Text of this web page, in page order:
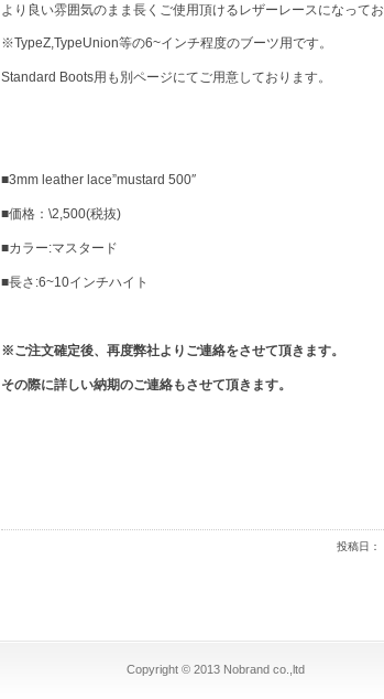
より良い雰囲気のまま長くご使用頂けるレザーレースになってお
※TypeZ,TypeUnion等の6~インチ程度のブーツ用です。
Standard Boots用も別ページにてご用意しております。
■3mm leather lace”mustard 500″
■価格：\2,500(税抜)
■カラー:マスタード
■長さ:6~10インチハイト
※ご注文確定後、再度弊社よりご連絡をさせて頂きます。
その際に詳しい納期のご連絡もさせて頂きます。
投稿日：
Copyright © 2013 Nobrand co.,ltd